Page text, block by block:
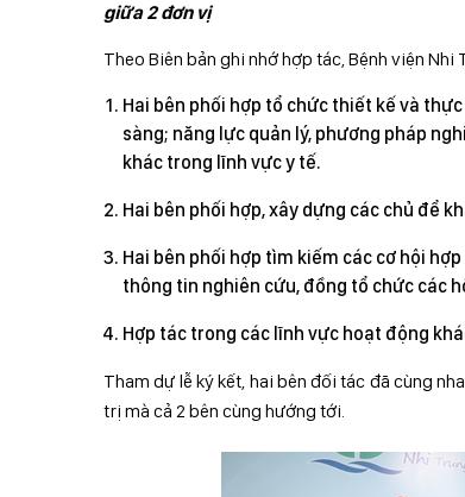
giữa 2 đơn vị
Theo Biên bản ghi nhớ hợp tác, Bệnh viện
Hai bên phối hợp tổ chức thiết kế và
sàng; năng lực quản lý, phương pháp
khác trong lĩnh vực y tế.
Hai bên phối hợp, xây dựng các chủ để
Hai bên phối hợp tìm kiếm các cơ hội
thông tin nghiên cứu, đồng tổ chức các
Hợp tác trong các lĩnh vực hoạt động
Tham dự lễ ký kết, hai bên đối tác đã cùng
trị mà cả 2 bên cùng hướng tới.